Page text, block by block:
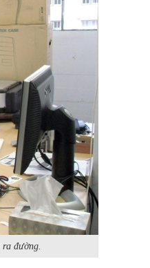
ra đường.